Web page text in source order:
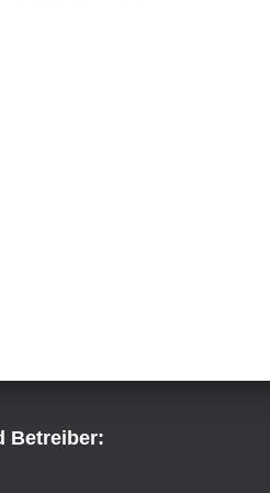
Betreiber: